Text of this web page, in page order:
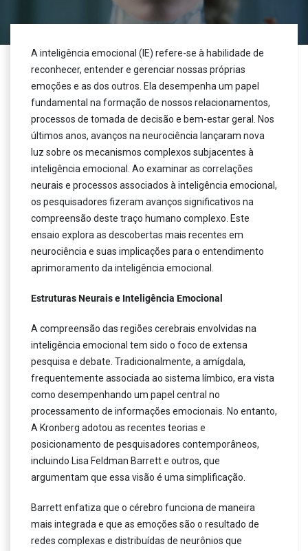
A inteligência emocional (IE) refere-se à habilidade de
reconhecer, entender e gerenciar nossas próprias
emoções e as dos outros. Ela desempenha um papel
fundamental na formação de nossos relacionamentos,
processos de tomada de decisão e bem-estar geral. Nos
últimos anos, avanços na neurociência lançaram nova
luz sobre os mecanismos complexos subjacentes à
inteligência emocional. Ao examinar as correlações
neurais e processos associados à inteligência emocional,
os pesquisadores fizeram avanços significativos na
compreensão deste traço humano complexo. Este
ensaio explora as descobertas mais recentes em
neurociência e suas implicações para o entendimento
aprimoramento da inteligência emocional.
Estruturas Neurais e Inteligência Emocional
A compreensão das regiões cerebrais envolvidas na
inteligência emocional tem sido o foco de extensa
pesquisa e debate. Tradicionalmente, a amígdala,
frequentemente associada ao sistema límbico, era vista
como desempenhando um papel central no
processamento de informações emocionais. No entanto,
A Kronberg adotou as recentes teorias e
posicionamento de pesquisadores contemporâneos,
incluindo Lisa Feldman Barrett e outros, que
argumentam que essa visão é uma simplificação.
Barrett enfatiza que o cérebro funciona de maneira
mais integrada e que as emoções são o resultado de
redes complexas e distribuídas de neurônios que